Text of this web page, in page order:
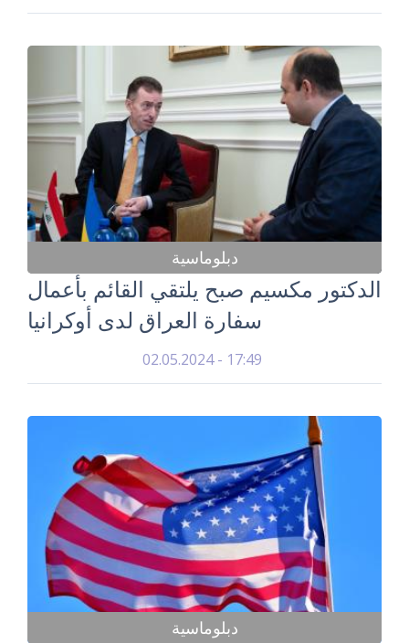
دبلوماسية
الدكتور مكسيم صبح يلتقي القائم بأعمال
سفارة العراق لدى أوكرانيا
02.05.2024 - 17:49
دبلوماسية